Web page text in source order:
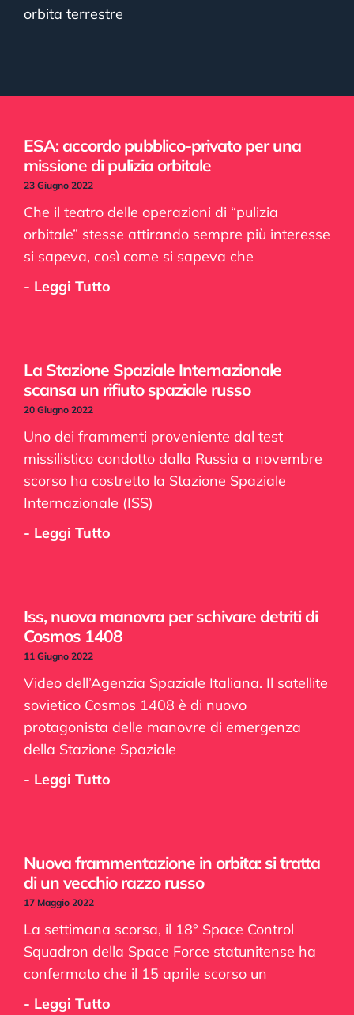
orbita terrestre
ESA: accordo pubblico-privato per una
missione di pulizia orbitale
23 Giugno 2022
Che il teatro delle operazioni di “pulizia
orbitale” stesse attirando sempre più interesse
si sapeva, così come si sapeva che
- Leggi Tutto
La Stazione Spaziale Internazionale
scansa un rifiuto spaziale russo
20 Giugno 2022
Uno dei frammenti proveniente dal test
missilistico condotto dalla Russia a novembre
scorso ha costretto la Stazione Spaziale
Internazionale (ISS)
- Leggi Tutto
Iss, nuova manovra per schivare detriti di
Cosmos 1408
11 Giugno 2022
Video dell’Agenzia Spaziale Italiana. Il satellite
sovietico Cosmos 1408 è di nuovo
protagonista delle manovre di emergenza
della Stazione Spaziale
- Leggi Tutto
Nuova frammentazione in orbita: si tratta
di un vecchio razzo russo
17 Maggio 2022
La settimana scorsa, il 18° Space Control
Squadron della Space Force statunitense ha
confermato che il 15 aprile scorso un
- Leggi Tutto